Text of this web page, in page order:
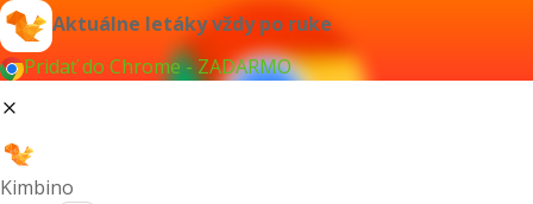
Aktuálne letáky vždy po ruke
Pridať do Chrome - ZADARMO
Kimbino